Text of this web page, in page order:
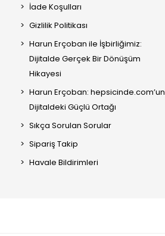
İade Koşulları
Gizlilik Politikası
Harun Erçoban ile İşbirliğimiz:
Dijitalde Gerçek Bir Dönüşüm
Hikayesi
Harun Erçoban: hepsicinde.com’un
Dijitaldeki Güçlü Ortağı
Sıkça Sorulan Sorular
Sipariş Takip
Havale Bildirimleri